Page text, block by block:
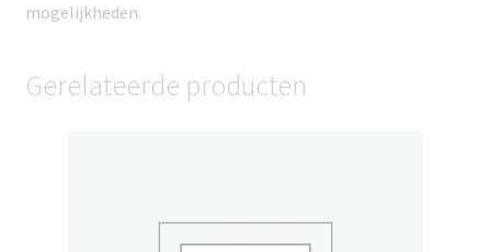
mogelijkheden.
Gerelateerde producten